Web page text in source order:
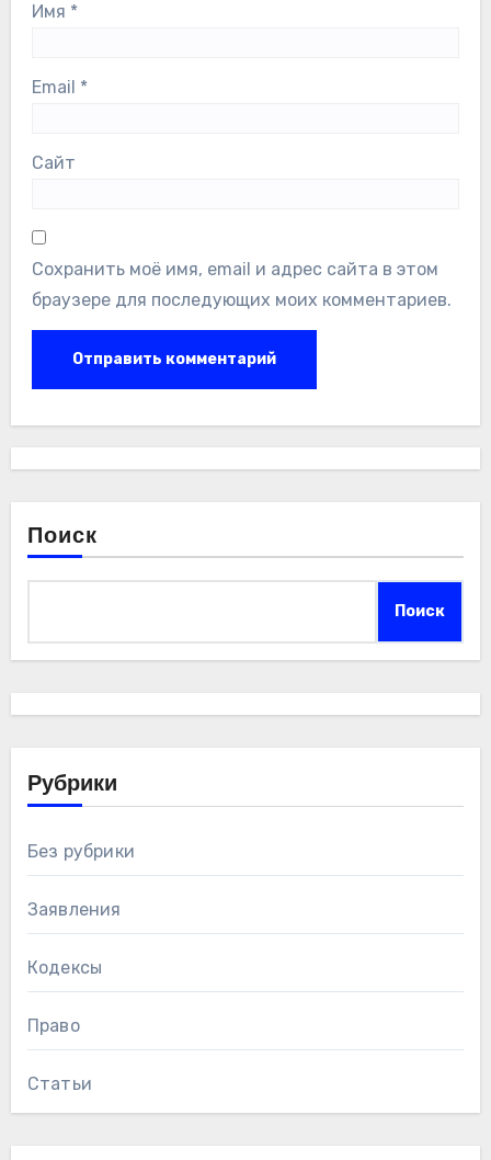
Имя *
Email *
Сайт
Сохранить моё имя, email и адрес сайта в этом
браузере для последующих моих комментариев.
Поиск
Поиск
Рубрики
Без рубрики
Заявления
Кодексы
Право
Статьи